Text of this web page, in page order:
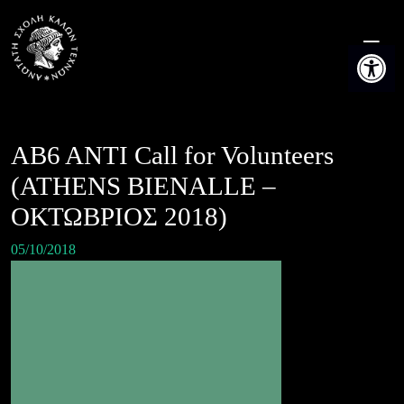
Ανοίξτε
content
AB6 ANTI Call for Volunteers
(ATHENS BIENALLE –
ΟΚΤΩΒΡΙΟΣ 2018)
05/10/2018